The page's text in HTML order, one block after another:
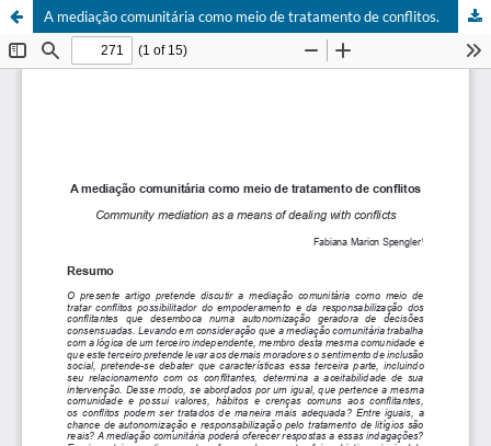
A mediação comunitária como meio de tratamento de conflitos.